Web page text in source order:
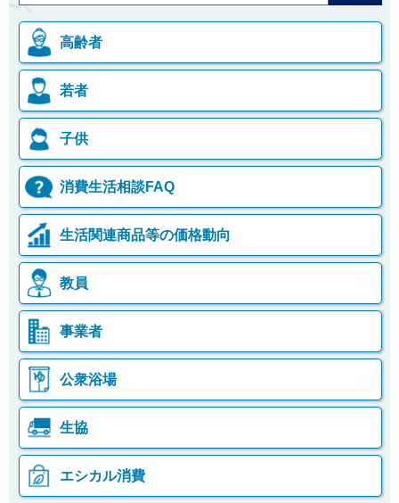
高齢者
若者
子供
消費生活相談FAQ
生活関連商品等の価格動向
教員
事業者
公衆浴場
生協
エシカル消費